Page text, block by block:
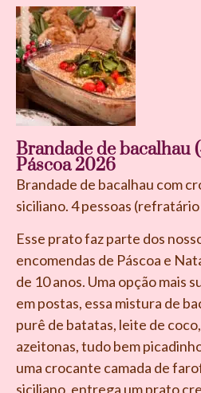
Brandade de bacalhau
Páscoa 2026
Brandade de bacalhau com
siciliano. 4 pessoas
Esse prato faz parte dos
encomendas de Páscoa e
de 10 anos. Uma opção mais
em postas, essa mistura de
purê de batatas, leite de
azeitonas, tudo bem
uma crocante camada de
siciliano, entrega um prato